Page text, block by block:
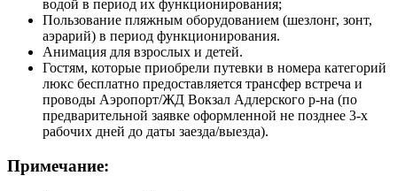
водой в период их функционирования;
Пользование пляжным оборудованием (шезлонг, зонт,
аэрарий) в период функционирования.
Анимация для взрослых и детей.
Гостям, которые приобрели путевки в номера категорий
люкс бесплатно предоставляется трансфер встреча и
проводы Аэропорт/ЖД Вокзал Адлерского р-на (по
предварительной заявке оформленной не позднее 3-х
рабочих дней до даты заезда/выезда).
Примечание: